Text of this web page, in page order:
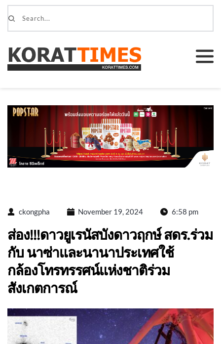
ckongpha November 19, 2024 6:58 pm
ส่อง!!!ดาวยูเรนัสบังดาวฤกษ์ สดร.ร่วม
กับ นาซ่าและนานาประเทศใช้
กล้องโทรทรรศน์แห่งชาติร่วม
สังเกตการณ์